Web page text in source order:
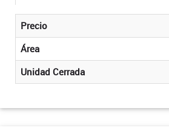
Precio
Área
Unidad Cerrada